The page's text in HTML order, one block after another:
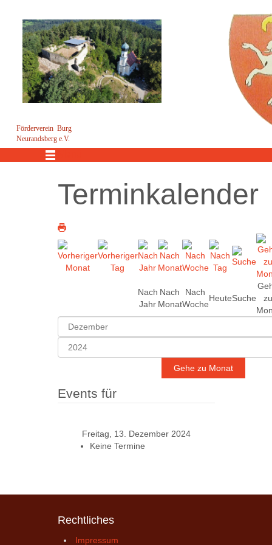
Förderverein Burg
Neurandsberg e.V.
Terminkalender
Nach
Jahr
Nach
Monat
Nach
Woche
HeuteSuche
zu
Gehe zu Monat
Events für
Freitag, 13. Dezember 2024
Keine Termine
Rechtliches
Impressum